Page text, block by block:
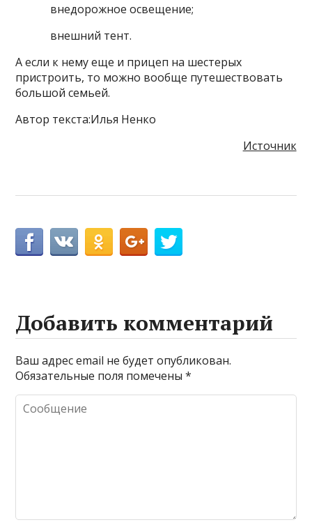
внедорожное освещение;
внешний тент.
А если к нему еще и прицеп на шестерых
пристроить, то можно вообще путешествовать
большой семьей.
Автор текста:Илья Ненко
Источник
Добавить комментарий
Ваш адрес email не будет опубликован.
Обязательные поля помечены*